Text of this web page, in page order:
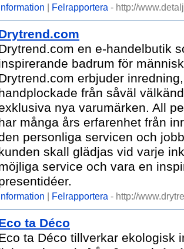
| Felrapportera - http://
en e-handelbutik
badrum för
erbjuder
från såväl
nya varumärken. All
många års erfarenhet från
personliga servicen och
skall glädjas vid varje
service och vara en
| Felrapportera - http://
ta Déco
ta Déco tillverkar ekologisk